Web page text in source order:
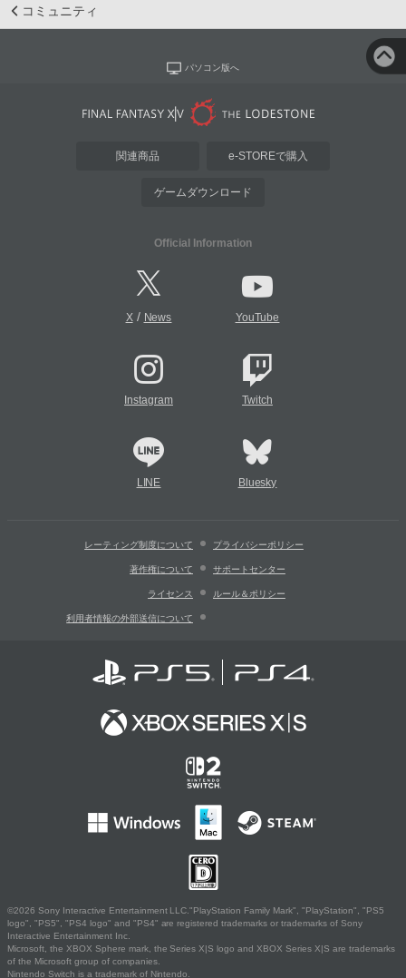
コミュニティ
パソコン版へ
関連商品 e-STOREで購入
ゲームダウンロード
Official Information
X/ News YouTube
Instagram Twitch
LINE Bluesky
レーティング制度について プライバシーポリシー
著作権について サポートセンター
ライセンス ルール＆ポリシー
利用者情報の外部送信について
©2026 Sony Interactive Entertainment LLC."PlayStation Family Mark", "PlayStation", "PS5
logo", "PS5", "PS4 logo" and "PS4" are registered trademarks or trademarks of Sony
Interactive Entertainment Inc.
Microsoft, the XBOX Sphere mark, the Series X|S logo and XBOX Series X|S are trademarks
of the Microsoft group of companies.
Nintendo Switch is a trademark of Nintendo.